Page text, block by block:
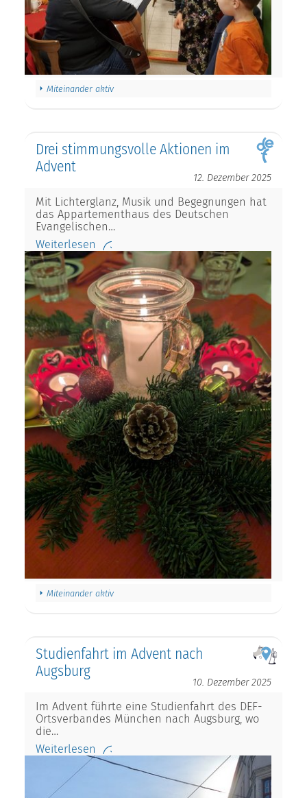
Miteinander aktiv
Drei stimmungsvolle Aktionen im
Advent
12. Dezember 2025
Mit Lichterglanz, Musik und Begegnungen hat
das Appartementhaus des Deutschen
Evangelischen…
Weiterlesen
Miteinander aktiv
Studienfahrt im Advent nach
Augsburg
10. Dezember 2025
Im Advent führte eine Studienfahrt des DEF-
Ortsverbandes München nach Augsburg, wo
die…
Weiterlesen